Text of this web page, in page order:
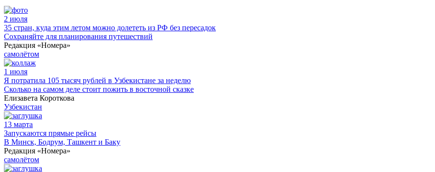
2 июля
35 стран, куда этим летом можно долететь из РФ без пересадок
Сохраняйте для планирования путешествий
Редакция «Номера»
самолётом
1 июля
Я потратила 105 тысяч рублей в Узбекистане за неделю
Сколько на самом деле стоит пожить в восточной сказке
Елизавета Короткова
Узбекистан
13 марта
Запускаются прямые рейсы
В Минск, Бодрум, Ташкент и Баку
Редакция «Номера»
самолётом